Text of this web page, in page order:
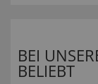
BEI
BELIEBT